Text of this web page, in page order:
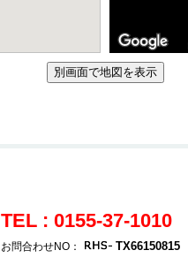
TEL : 0155-37-1010
お問合わせNO： TX66150815